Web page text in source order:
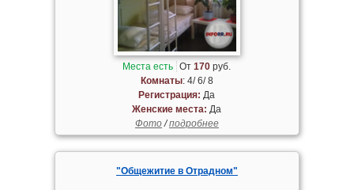
Места есть От170 руб.
Комнаты: 4/ 6/ 8
Регистрация: Да
Женские места: Да
Фото/подробнее
"Общежитие в Отрадном"